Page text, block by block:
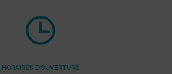
HORAIRES D’OUVERTURE